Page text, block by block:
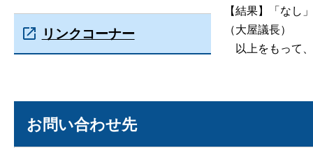
【結果】「なし」
（大屋議長）
以上をもって
リンクコーナー
お問い合わせ先